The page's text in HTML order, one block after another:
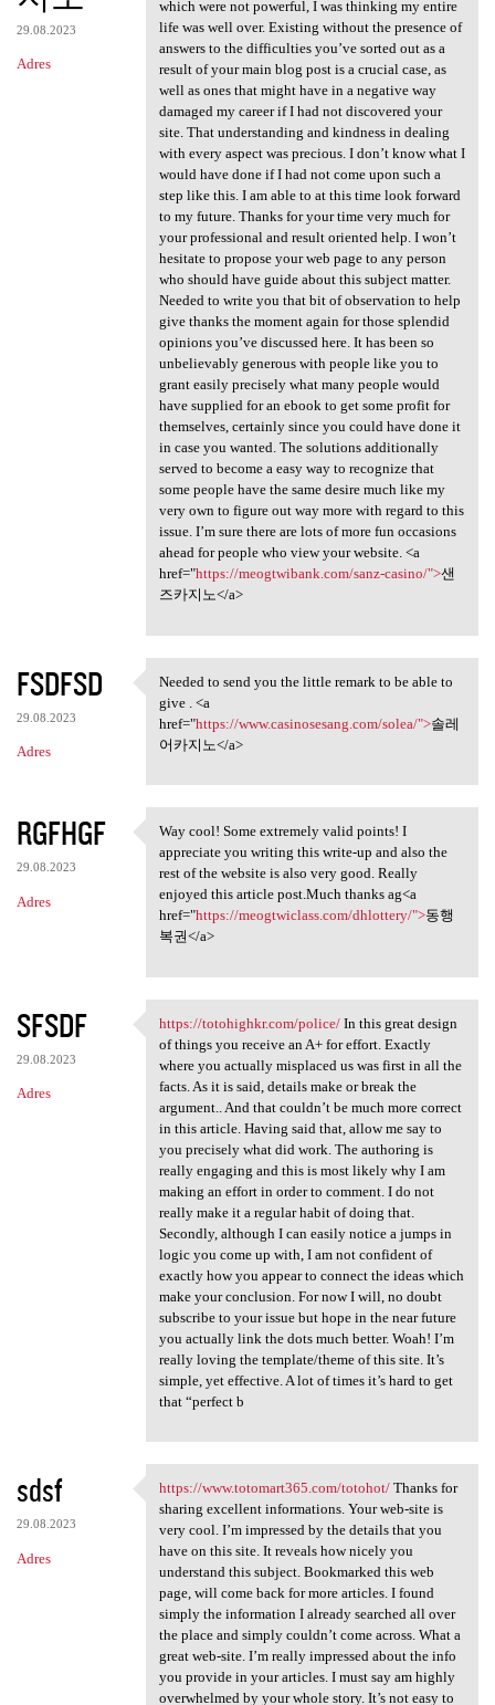
29.08.2023
Adres
which were not powerful, I was thinking my entire
life was well over. Existing without the presence of
answers to the difficulties you’ve sorted out as a
result of your main blog post is a crucial case, as
well as ones that might have in a negative way
damaged my career if I had not discovered your
site. That understanding and kindness in dealing
with every aspect was precious. I don’t know what I
would have done if I had not come upon such a
step like this. I am able to at this time look forward
to my future. Thanks for your time very much for
your professional and result oriented help. I won’t
hesitate to propose your web page to any person
who should have guide about this subject matter.
Needed to write you that bit of observation to help
give thanks the moment again for those splendid
opinions you’ve discussed here. It has been so
unbelievably generous with people like you to
grant easily precisely what many people would
have supplied for an ebook to get some profit for
themselves, certainly since you could have done it
in case you wanted. The solutions additionally
served to become a easy way to recognize that
some people have the same desire much like my
very own to figure out way more with regard to this
issue. I’m sure there are lots of more fun occasions
ahead for people who view your website. <a
href="https://meogtwibank.com/sanz-casino/">샌
즈카지노</a>
FSDFSD
29.08.2023
Adres
Needed to send you the little
Needed to send you the little remark to be able to
give . <a
href="https://www.casinosesang.com/solea/">솔레
어카지노</a>
RGFHGF
29.08.2023
Adres
Way cool! Some extremely
Way cool! Some extremely valid points! I
appreciate you writing this write-up and also the
rest of the website is also very good. Really
enjoyed this article post.Much thanks ag<a
href="https://meogtwiclass.com/dhlottery/">동행
복권</a>
SFSDF
29.08.2023
Adres
https://totohighkr.com/police
https://totohighkr.com/police/In this great design
of things you receive an A+ for effort. Exactly
where you actually misplaced us was first in all the
facts. As it is said, details make or break the
argument.. And that couldn’t be much more correct
in this article. Having said that, allow me say to
you precisely what did work. The authoring is
really engaging and this is most likely why I am
making an effort in order to comment. I do not
really make it a regular habit of doing that.
Secondly, although I can easily notice a jumps in
logic you come up with, I am not confident of
exactly how you appear to connect the ideas which
make your conclusion. For now I will, no doubt
subscribe to your issue but hope in the near future
you actually link the dots much better. Woah! I’m
really loving the template/theme of this site. It’s
simple, yet effective. A lot of times it’s hard to get
that “perfect b
sdsf
29.08.2023
Adres
https://www.totomart365.com
https://www.totomart365.com/totohot/Thanks for
sharing excellent informations. Your web-site is
very cool. I’m impressed by the details that you
have on this site. It reveals how nicely you
understand this subject. Bookmarked this web
page, will come back for more articles. I found
simply the information I already searched all over
the place and simply couldn’t come across. What a
great web-site. I’m really impressed about the info
you provide in your articles. I must say am highly
overwhelmed by your whole story. It’s not easy to